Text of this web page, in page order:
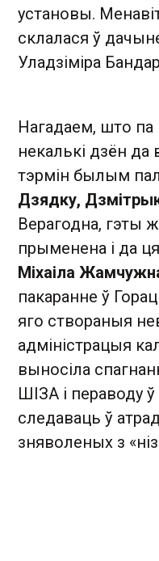
установы.
склалася ў
Уладзіміра
Нагадаем, што па
некалькі дзён
тэрмін былым
Дзядку,
Верагодна, гэты
прыменена і да
Міхаіла
пакаранне ў
яго створаныя
адміністрацыя
выносіла
ШІЗА і пераводу
следаваць ў
зняволеных з